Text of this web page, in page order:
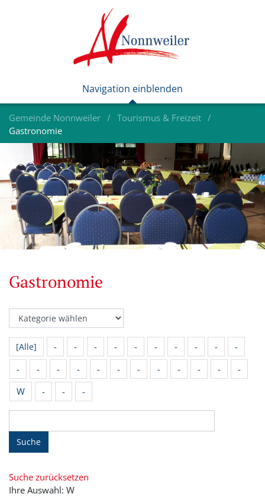
Gemeinde Nonnweiler
Tourismus & Freizeit
Gastronomie
Gastronomie
[Alle] - - - - - - - - -
-
-
- - - - - - - - - -
-
W
- - -
Suche
Suche zurücksetzen
Ihre Auswahl: W